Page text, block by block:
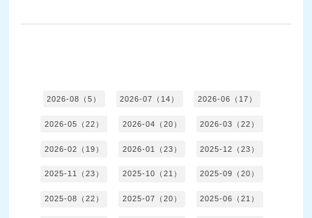
2026-08（5） 2026-07（14） 2026-06（17）
2026-05（22） 2026-04（20） 2026-03（22）
2026-02（19） 2026-01（23） 2025-12（23）
2025-11（23） 2025-10（21） 2025-09（20）
2025-08（22） 2025-07（20） 2025-06（21）